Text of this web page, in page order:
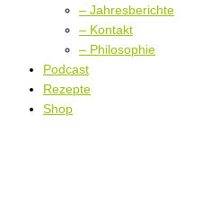
– Jahresberichte
– Kontakt
– Philosophie
Podcast
Rezepte
Shop